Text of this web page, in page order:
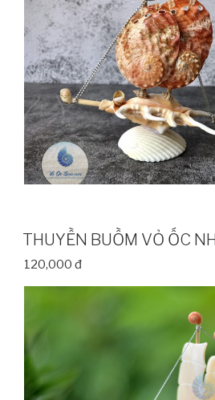
THUYỀN BUỒM VỎ ỐC
120,000 đ